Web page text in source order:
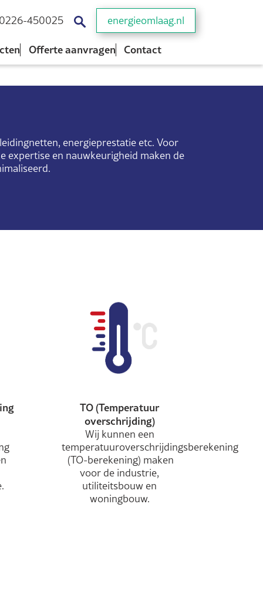
0226-450025 energieomlaag.nl
Offerte aanvragen Contact
energieprestatie etc. Voor
expertise en nauwkeurigheid maken de
TO (Temperatuur
overschrijding)
Wij kunnen een
temperatuuroverschrijdingsberekening
(TO-berekening) maken
voor de industrie,
utiliteitsbouw en
woningbouw.